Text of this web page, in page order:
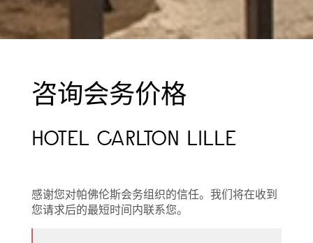
咨询会务价格
HOTEL CARLTON LILLE
感谢您对帕佛伦斯会务组织的信任。我们将在收到
您请求后的最短时间内联系您。